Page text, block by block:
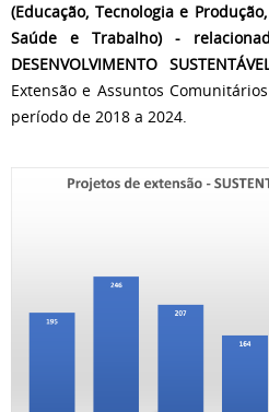
(Educação, Tecnologia e
Saúde e Trabalho) -
DESENVOLVIMENTO
Extensão e Assuntos Comunitários
período de 2018 a 2024.